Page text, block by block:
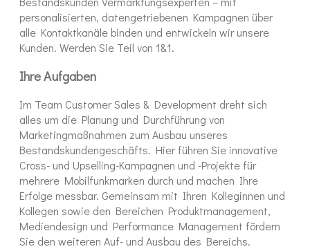
personalisierten, datengetriebenen Kampagnen über
alle Kontaktkanäle binden und entwickeln wir unsere
Kunden. Werden Sie Teil von 1&1.
Ihre Aufgaben
Im Team Customer Sales & Development dreht sich
alles um die Planung und Durchführung von
Marketingmaßnahmen zum Ausbau unseres
Bestandskundengeschäfts. Hier führen Sie innovative
Cross- und Upselling-Kampagnen und -Projekte für
mehrere Mobilfunkmarken durch und machen Ihre
Erfolge messbar. Gemeinsam mit Ihren Kolleginnen und
Kollegen sowie den Bereichen Produktmanagement,
Mediendesign und Performance Management fördern
Sie den weiteren Auf- und Ausbau des Bereichs.